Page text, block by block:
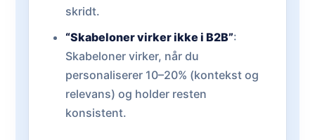
skridt.
“Skabeloner virker ikke i B2B”:
Skabeloner virker, når du
personaliserer 10–20% (kontekst og
relevans) og holder resten
konsistent.